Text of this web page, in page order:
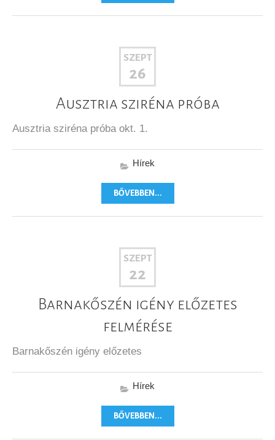
SZEPT
26
Ausztria sziréna próba
Ausztria sziréna próba okt. 1.
Hírek
BŐVEBBEN...
SZEPT
22
Barnakőszén igény előzetes
felmérése
Barnakőszén igény előzetes
Hírek
BŐVEBBEN...